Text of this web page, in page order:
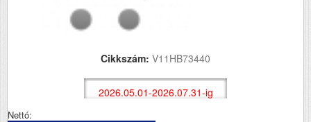
Cikkszám: V11HB73440
2026.05.01-2026.07.31-ig
Nettó: